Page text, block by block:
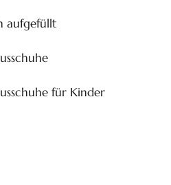
aufgefüllt
für Kinder